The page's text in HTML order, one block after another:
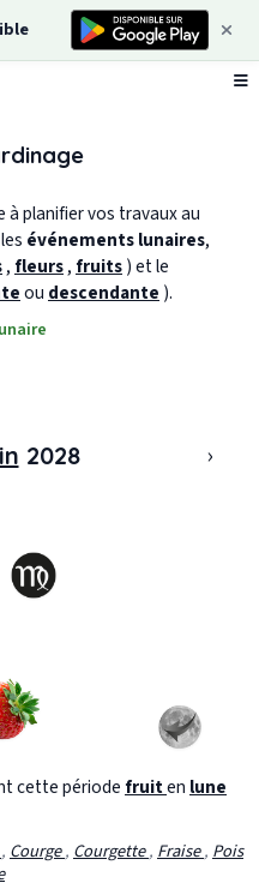
à planifier vos travaux au
événements lunaires,
, fleurs, fruits) et le
ou descendante ).
2028 ›
cette période fruiten lune
,Courge,Courgette,Fraise,Pois